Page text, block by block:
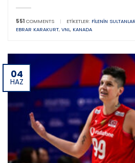
551 COMMENTS | ETIKETLER: FILENIN
EBRAR KARAKURT, VNL, KANADA
04
HAZ